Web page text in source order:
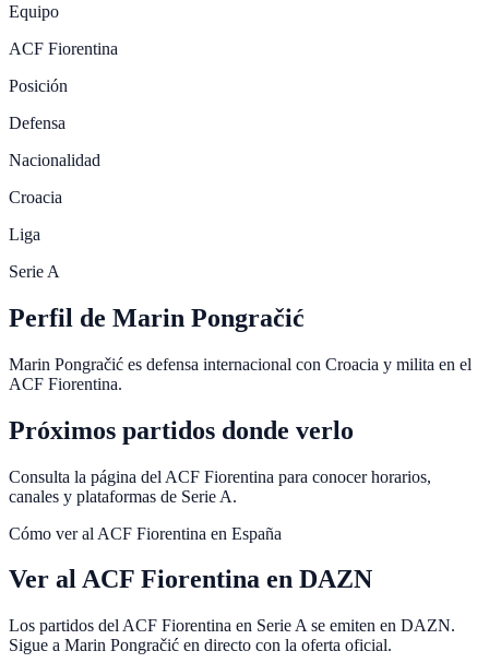
Equipo
ACF Fiorentina
Posición
Defensa
Nacionalidad
Croacia
Liga
Serie A
Perfil de Marin Pongračić
Marin Pongračić es defensa internacional con Croacia y milita en el
ACF Fiorentina.
Próximos partidos donde verlo
Consulta la página del ACF Fiorentina para conocer horarios,
canales y plataformas de Serie A.
Cómo ver al ACF Fiorentina en España
Ver al ACF Fiorentina en DAZN
Los partidos del ACF Fiorentina en Serie A se emiten en DAZN.
Sigue a Marin Pongračić en directo con la oferta oficial.